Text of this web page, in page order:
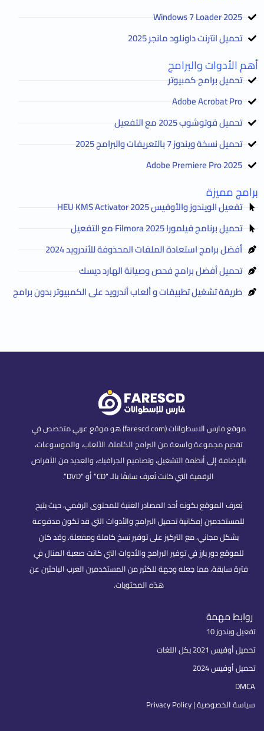
2025 Windows 7 Loader
تحميل انترنت داونلود مانجر 2025
أهم الأدوات والبرامج
تحميل برامج كمبيوتر
Adobe Acrobat Pro
تحميل فوتوشوب 2025 مع التفعيل
تحميل نسخة ويندوز 7 بالتعريفات والبرامج 2025
Adobe Premiere Pro 2025
برامج مميزة
تفعيل الويندوز والأوفيس HEU KMS Activator 2025
تحميل برنامج فيلمورا Filmora 2025 مع التفعيل
أفضل برامج استعادة الملفات المحذوفة للأندرويد 2024
تحميل أفضل برامج فحص وصيانة الهارد ديسك
طريقة تشغيل تطبيقات و ألعاب أندرويد على الكمبيوتر بدون برامج
موقع فارس الاسطوانات (farescd.com) هو موقع عربي متخصص في
تقديم مجموعة واسعة من البرامج الكاملة، الألعاب، والموسوعات،
بالإضافة إلى أنظمة التشغيل، وتصاميم الجرافيك، والعديد من الأقراص
الرقمية التي كانت تُعرف سابقًا بالـ “CD” أو “DVD”.
يُعرف الموقع بكونه أحد المصادر الغنية للمحتوى الرقمي، حيث يتيح
للمستخدمين إمكانية تحميل البرامج والأدوات التي قد تكون مدفوعة
بشكل مجاني، مع التركيز على توفير نسخ كاملة ومفعلة. وقد كان
للموقع دور بارز في توفير البرامج والأدوات التي كانت صعبة المنال في
فترة سابقة، مما جعله وجهة للكثير من المستخدمين العرب الباحثين عن
هذه المحتويات.
روابط مهمة
تفعيل ويندوز 10
تحميل أوفيس 2021 بكل اللغات
تحميل أوفيس 2024
DMCA
سياسة الخصوصية | Privacy Policy